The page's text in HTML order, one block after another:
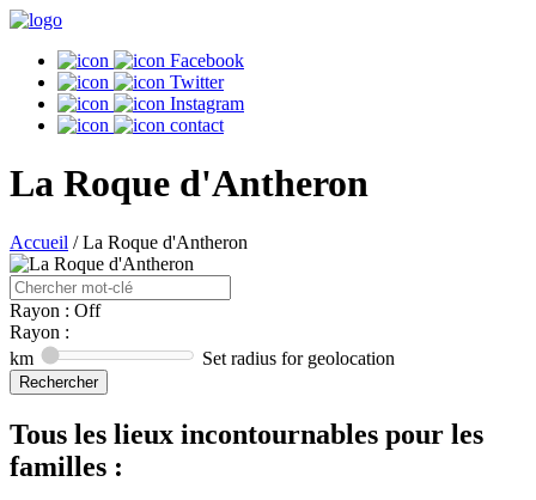
Facebook
Twitter
Instagram
contact
La Roque d'Antheron
Accueil / La Roque d'Antheron
Rayon : Off
Rayon :
km
Set radius for geolocation
Tous les lieux incontournables pour les
familles :